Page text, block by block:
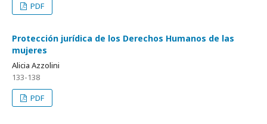
PDF
Protección jurídica de los Derechos Humanos de las
mujeres
Alicia Azzolini
133-138
PDF